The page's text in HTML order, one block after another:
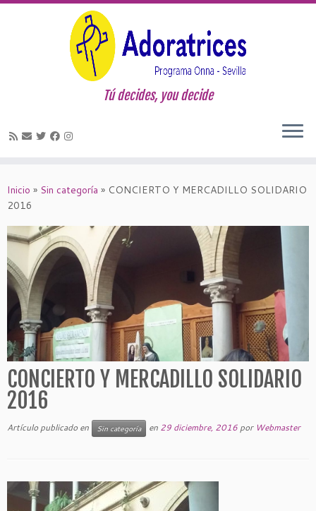
contenido
Tú decides, you decide
Inicio » Sin categoría » CONCIERTO Y MERCADILLO SOLIDARIO
2016
CONCIERTO Y MERCADILLO SOLIDARIO
2016
Artículo publicado en Sin categoría en 29 diciembre, 2016 por Webmaster